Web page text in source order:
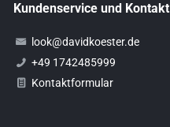
Kundenservice und Kontakt
look@davidkoester.de
+49 1742485999
Kontaktformular